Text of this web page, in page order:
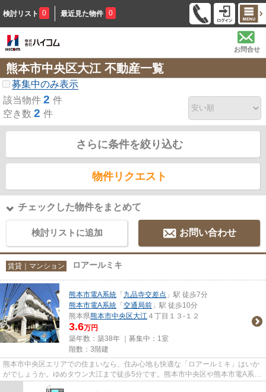
検討リスト 0 最近見た物件 0
お問合せ
熊本市中央区大江 不動産一覧
募集中のみ表示
該当物件 2 件
空き数 2 件
さらに条件を絞り込む
物件リクエスト
チェックした物件をまとめて
検討リストに追加 お問い合わせ
賃貸｜マンション ロアールミキ
熊本市電A系統 「 九品寺交差点 」駅 徒歩7分
熊本市電A系統 「 交通局前 」駅 徒歩10分
熊本県熊本市中央区大江 ４丁目１３-１２
3.6万円
築年数：築38年 ｜募集中： 1室
階数：3階建
熊本市中央区エリアでの住まいなら、住み心地も快適な「ロアールミキ」はいか
がでしょうか。ゆめタウン大江まで徒歩5分です。熊本市中央区や熊本市電A系統
九品寺交差点付近での新生活...